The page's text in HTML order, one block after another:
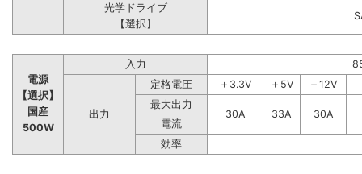
光学ドライブ
【選択】
電源
【選択】
国産
500W
入力
出力
定格電圧 ＋3.3V ＋5V
＋12V
最大出力
30A
33A
30A
電流
効率